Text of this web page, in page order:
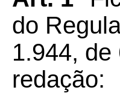
do
1.944,
redação: